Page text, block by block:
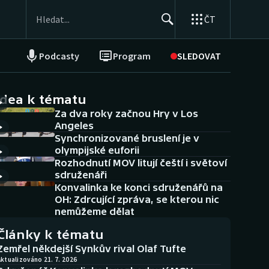
ČT
Podcasty Program SLEDOVAT
NEPŘEHLÉDNĚTE
Historické návraty
Aplikace ČT sport
AZ kvíz
k tématu
Za dva roky začnou Hry v Los
Angeles
Synchronizované bruslení je v
olympijské euforii
Rozhodnutí MOV litují čeští i světoví
sdruženáři
Konvalinka ke konci sdruženářů na
OH: Zdrcující zpráva, se kterou nic
nemůžeme dělat
k tématu
někdejší Synkův rival Olaf Tufte
21. 7. 2026